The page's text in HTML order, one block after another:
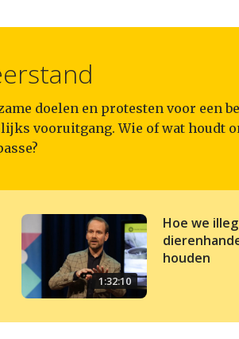
doelen en protesten voor een
vooruitgang. Wie of wat houdt
1:32:10
Hoe we
houden